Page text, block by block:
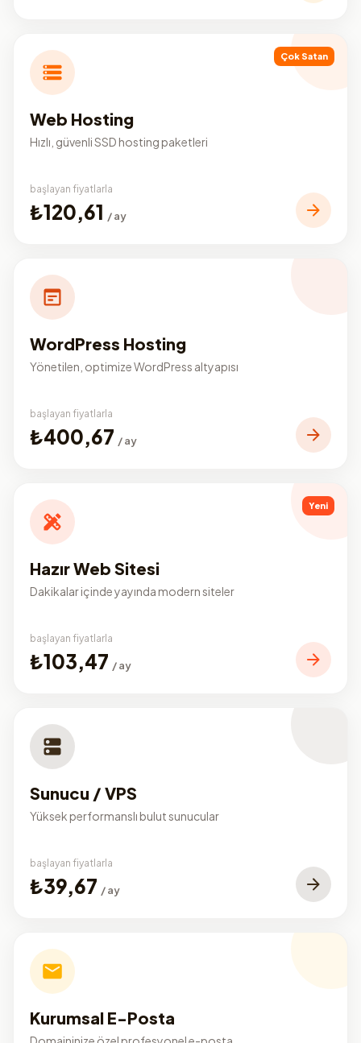
Çok Satan
Web Hosting
Hızlı, güvenli SSD hosting paketleri
başlayan fiyatlarla
₺120,61 / ay
WordPress Hosting
Yönetilen, optimize WordPress altyapısı
başlayan fiyatlarla
₺400,67 / ay
Yeni
Hazır Web Sitesi
Dakikalar içinde yayında modern siteler
başlayan fiyatlarla
₺103,47 / ay
Sunucu / VPS
Yüksek performanslı bulut sunucular
başlayan fiyatlarla
₺39,67 / ay
Kurumsal E-Posta